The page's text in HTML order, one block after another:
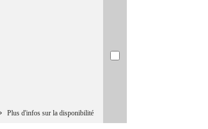
Plus d'infos sur la disponibilité